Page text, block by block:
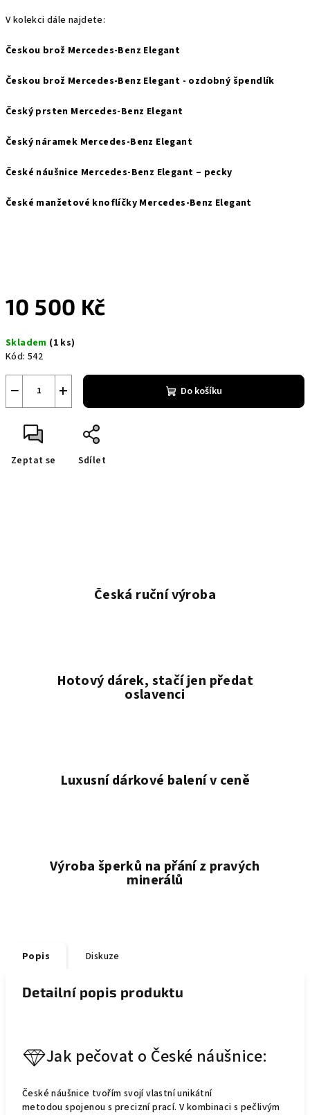
V kolekci dále najdete:
Českou brož Mercedes-Benz Elegant
Českou brož Mercedes-Benz Elegant - ozdobný špendlík
Český prsten Mercedes-Benz Elegant
Český náramek Mercedes-Benz Elegant
České náušnice Mercedes-Benz Elegant – pecky
České manžetové knoflíčky Mercedes-Benz Elegant
10 500 Kč
cena:
Skladem (1 ks)
Kód: 542
+
− Do košíku
Zeptat se Sdílet
Česká ruční výroba
Hotový dárek, stačí jen předat
oslavenci
Luxusní dárkové balení v ceně
Výroba šperků na přání z pravých
minerálů
Popis Diskuze
Detailní popis produktu
Jak pečovat o České náušnice:
České náušnice tvořím svojí vlastní unikátní
metodou spojenou s precizní prací. V kombinaci s pečlivým